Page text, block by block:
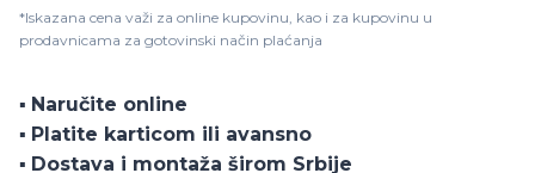
količina
*Iskazana cena važi za online kupovinu, kao i za kupovinu u
prodavnicama za gotovinski način plaćanja
▪️ Naručite online
▪️ Platite karticom ili avansno
▪️ Dostava i montaža širom Srbije